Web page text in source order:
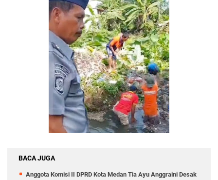
BACA JUGA
Anggota Komisi II DPRD Kota Medan Tia Ayu Anggraini Desak